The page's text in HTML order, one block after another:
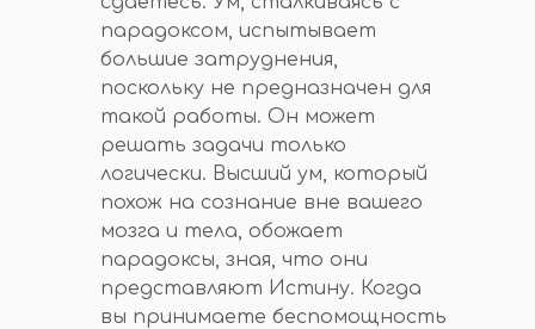
парадоксом, испытывает
большие затруднения,
поскольку не предназначен для
такой работы. Он может
решать задачи только
логически. Высший ум, который
похож на сознание вне вашего
мозга и тела, обожает
парадоксы, зная, что они
представляют Истину. Когда
вы принимаете беспомощность